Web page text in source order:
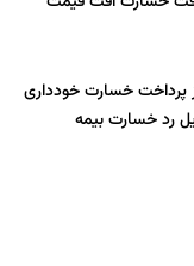
پرداخت خسارت خودداری
رد خسارت بیمه